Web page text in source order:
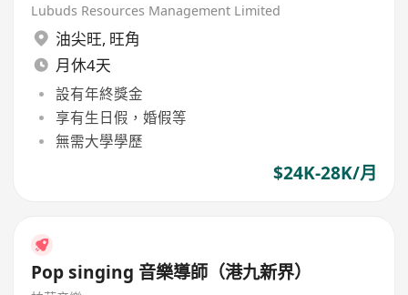
Lubuds Resources Management Limited
油尖旺, 旺角
月休4天
設有年終獎金
享有生日假，婚假等
無需大學學歷
$24K-28K/月
Pop singing 音樂導師（港九新界）